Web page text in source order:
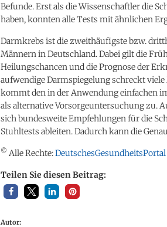
Befunde. Erst als die Wissenschaftler die
haben, konnten alle Tests mit ähnlichen
Darmkrebs ist die zweithäufigste bzw.
Männern in Deutschland. Dabei gilt die
Heilungschancen und die Prognose der
aufwendige Darmspiegelung schreckt
kommt den in der Anwendung einfachen
als alternative Vorsorgeuntersuchung zu.
sich bundesweite Empfehlungen für die
Stuhltests ableiten. Dadurch kann die
© Alle Rechte:
Teilen Sie diesen Beitrag:
Autor: